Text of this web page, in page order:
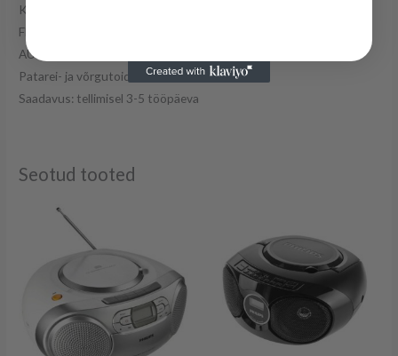
Kassett
FM- raadio
AUX- sisend
Patarei- ja võrgutoide
Saadavus: tellimisel 3-5 tööpäeva
Seotud tooted